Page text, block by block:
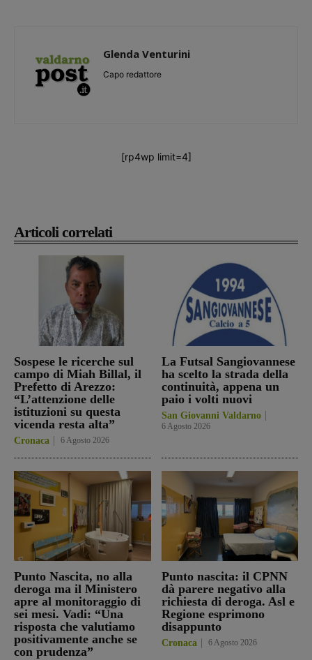
Articoli correlati
Sospese le ricerche sul
campo di Miah Billal, il
Prefetto di Arezzo:
“L’attenzione delle
istituzioni su questa
vicenda resta alta”
Cronaca 6 Agosto 2026
La Futsal Sangiovannese
ha scelto la strada della
continuità, appena un
paio i volti nuovi
San Giovanni Valdarno
6 Agosto 2026
Punto Nascita, no alla
deroga ma il Ministero
apre al monitoraggio di
sei mesi. Vadi: “Una
risposta che valutiamo
positivamente anche se
con prudenza”
Punto nascita: il CPNN
dà parere negativo alla
richiesta di deroga. Asl e
Regione esprimono
disappunto
Cronaca 6 Agosto 2026
Glenda Venturini
Capo redattore
[rp4wp limit=4]